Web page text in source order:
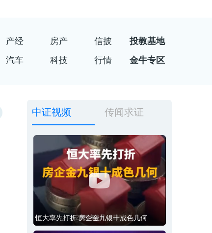
产经 房产 信披
投教基地
汽车 科技 行情 金牛专区
中证视频 传闻求证
恒大率先打折 房企金九银十成色几何